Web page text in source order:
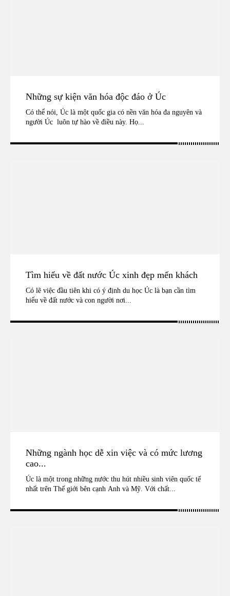
Những sự kiện văn hóa độc đáo ở Úc
Có thể nói, Úc là một quốc gia có nền văn hóa đa nguyên và
người Úc luôn tự hào về điều này. Họ...
Tìm hiểu về đất nước Úc xinh đẹp mến khách
Có lẽ việc đầu tiên khi có ý định du học Úc là bạn cần tìm
hiểu về đất nước và con người nơi...
Những ngành học dễ xin việc và có mức lương
cao...
Úc là một trong những nước thu hút nhiều sinh viên quốc tế
nhất trên Thế giới bên cạnh Anh và Mỹ. Với chất...